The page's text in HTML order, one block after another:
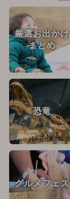
厳選お出かけ
まとめ
恐竜
グルメフェス